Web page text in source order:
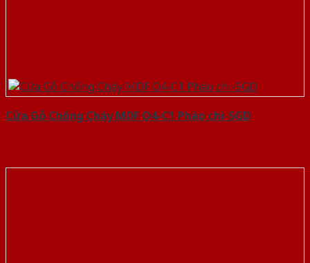
Cửa Gỗ Chống Cháy MDF O4-C1 Phào chi-SGD